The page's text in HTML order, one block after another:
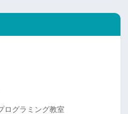
ログラミング教室